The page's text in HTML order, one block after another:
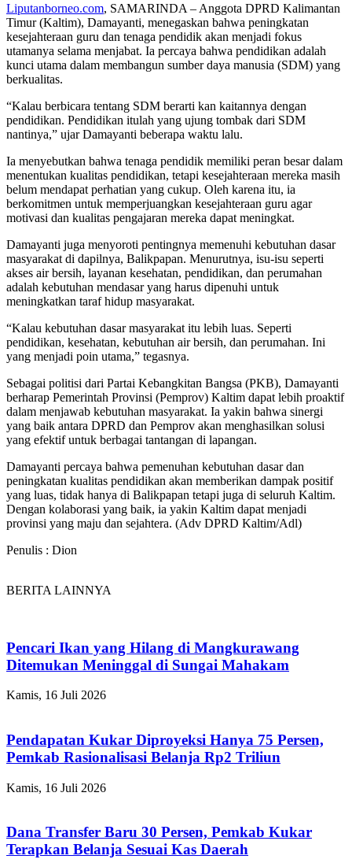
Liputanborneo.com, SAMARINDA – Anggota DPRD Kalimantan
Timur (Kaltim), Damayanti, menegaskan bahwa peningkatan
kesejahteraan guru dan tenaga pendidik akan menjadi fokus
utamanya selama menjabat. Ia percaya bahwa pendidikan adalah
kunci utama dalam membangun sumber daya manusia (SDM) yang
berkualitas.
“Kalau berbicara tentang SDM berarti kan kaitannya dengan
pendidikan. Pendidikan itulah yang ujung tombak dari SDM
nantinya,” ujar Damayanti beberapa waktu lalu.
Ia menyebutkan bahwa tenaga pendidik memiliki peran besar dalam
menentukan kualitas pendidikan, tetapi kesejahteraan mereka masih
belum mendapat perhatian yang cukup. Oleh karena itu, ia
berkomitmen untuk memperjuangkan kesejahteraan guru agar
motivasi dan kualitas pengajaran mereka dapat meningkat.
Damayanti juga menyoroti pentingnya memenuhi kebutuhan dasar
masyarakat di dapilnya, Balikpapan. Menurutnya, isu-isu seperti
akses air bersih, layanan kesehatan, pendidikan, dan perumahan
adalah kebutuhan mendasar yang harus dipenuhi untuk
meningkatkan taraf hidup masyarakat.
“Kalau kebutuhan dasar masyarakat itu lebih luas. Seperti
pendidikan, kesehatan, kebutuhan air bersih, dan perumahan. Ini
yang menjadi poin utama,” tegasnya.
Sebagai politisi dari Partai Kebangkitan Bangsa (PKB), Damayanti
berharap Pemerintah Provinsi (Pemprov) Kaltim dapat lebih proaktif
dalam menjawab kebutuhan masyarakat. Ia yakin bahwa sinergi
yang baik antara DPRD dan Pemprov akan menghasilkan solusi
yang efektif untuk berbagai tantangan di lapangan.
Damayanti percaya bahwa pemenuhan kebutuhan dasar dan
peningkatan kualitas pendidikan akan memberikan dampak positif
yang luas, tidak hanya di Balikpapan tetapi juga di seluruh Kaltim.
Dengan kolaborasi yang baik, ia yakin Kaltim dapat menjadi
provinsi yang maju dan sejahtera. (Adv DPRD Kaltim/Adl)
Penulis : Dion
BERITA LAINNYA
Pencari Ikan yang Hilang di Mangkurawang
Ditemukan Meninggal di Sungai Mahakam
Kamis, 16 Juli 2026
Pendapatan Kukar Diproyeksi Hanya 75 Persen,
Pemkab Rasionalisasi Belanja Rp2 Triliun
Kamis, 16 Juli 2026
Dana Transfer Baru 30 Persen, Pemkab Kukar
Terapkan Belanja Sesuai Kas Daerah